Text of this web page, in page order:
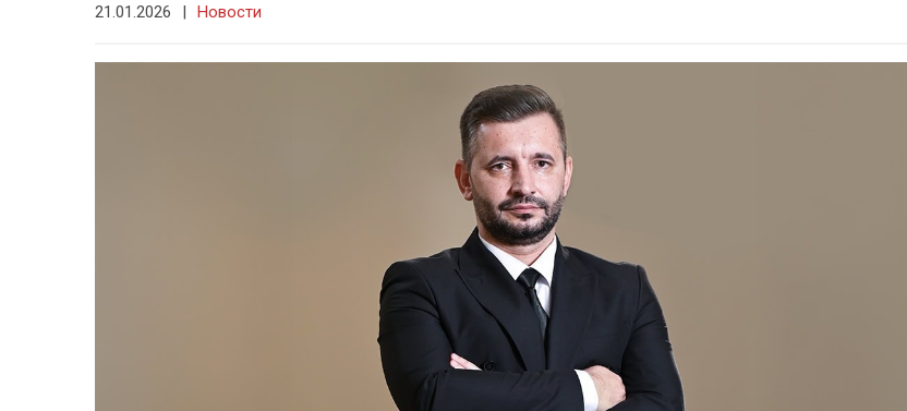
21.01.2026 | Новости